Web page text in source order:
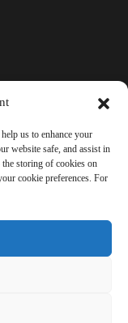
us to enhance your
website safe, and assist in
storing of cookies on
cookie preferences. For